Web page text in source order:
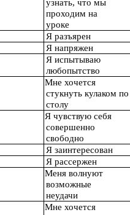
узнать, что мы
проходим на
уроке
Я разъярен
Я напряжен
Я испытываю
любопытство
Мне хочется
стукнуть кулаком по
столу
Я чувствую себя
совершенно
свободно
Я заинтересован
Я рассержен
Меня волнуют
возможные
неудачи
Мне хочется